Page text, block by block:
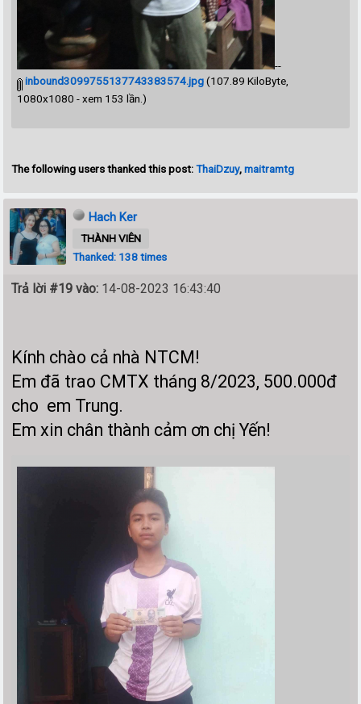
--
inbound3099755137743383574.jpg(107.89 KiloByte,
1080x1080 - xem 153 lần.)
The following users thanked this post:ThaiDzuy,maitramtg
Hach Ker
THÀNH VIÊN
Thanked: 138 times
Trả lời #19 vào: 14-08-2023 16:43:40
Kính chào cả nhà NTCM!
Em đã trao CMTX tháng 8/2023, 500.000đ
cho em Trung.
Em xin chân thành cảm ơn chị Yến!